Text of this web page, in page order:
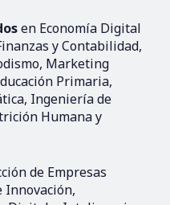
en Economía Digital
y Contabilidad,
Marketing
Primaria,
Ingeniería de
Humana y
de Empresas
Innovación,